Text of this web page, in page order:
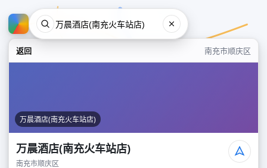
返回 南充市顺庆区
万晨酒店(南充火车站店)
万晨酒店(南充火车站店)
南充市顺庆区